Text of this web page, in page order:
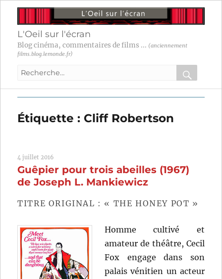
L'Oeil sur l'écran
Blog cinéma, commentaires de films ... (anciennement
films.blog.lemonde.fr)
Recherche
:
OK
Étiquette : Cliff Robertson
4 juillet 2016
Guêpier pour trois abeilles (1967)
de Joseph L. Mankiewicz
TITRE ORIGINAL : « THE HONEY POT »
Homme cultivé et
amateur de théâtre, Cecil
Fox engage dans son
palais vénitien un acteur